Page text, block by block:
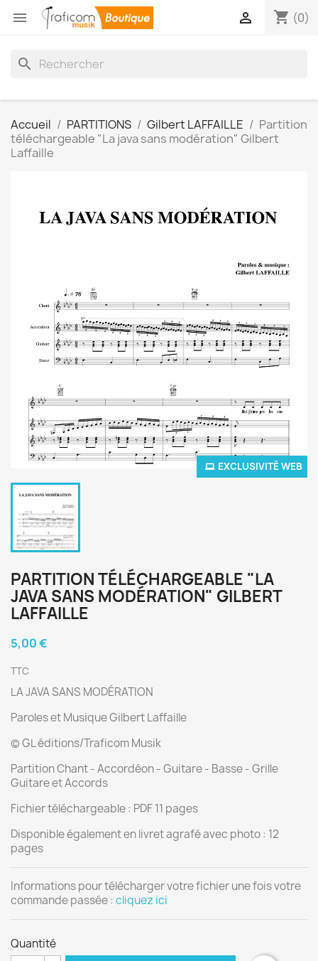
 shopping_cart (0)

search
Accueil PARTITIONS Gilbert LAFFAILLE
Partition
téléchargeable "La java sans modération" Gilbert
Laffaille
EXCLUSIVITÉ WEB
PARTITION TÉLÉCHARGEABLE "LA
JAVA SANS MODÉRATION" GILBERT
LAFFAILLE
5,00 €
TTC
LA JAVA SANS MODÉRATION
Paroles et Musique Gilbert Laffaille
© GL éditions/Traficom Musik
Partition Chant - Accordéon - Guitare - Basse - Grille
Guitare et Accords
Fichier téléchargeable : PDF 11 pages
Disponible également en livret agrafé avec photo : 12
pages
Informations pour télécharger votre fichier une fois votre
commande passée : cliquez ici
Quantité